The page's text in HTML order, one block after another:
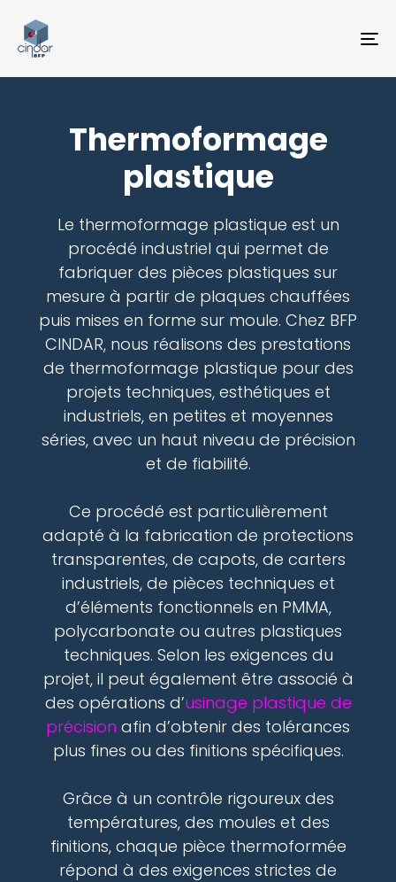
Thermoformage
plastique
Le thermoformage plastique est un
procédé industriel qui permet de
fabriquer des pièces plastiques sur
mesure à partir de plaques chauffées
puis mises en forme sur moule. Chez BFP
CINDAR, nous réalisons des prestations
de thermoformage plastique pour des
projets techniques, esthétiques et
industriels, en petites et moyennes
séries, avec un haut niveau de précision
et de fiabilité.
Ce procédé est particulièrement
adapté à la fabrication de protections
transparentes, de capots, de carters
industriels, de pièces techniques et
d’éléments fonctionnels en PMMA,
polycarbonate ou autres plastiques
techniques. Selon les exigences du
projet, il peut également être associé à
des opérations d’usinage plastique de
précision afin d’obtenir des tolérances
plus fines ou des finitions spécifiques.
Grâce à un contrôle rigoureux des
températures, des moules et des
finitions, chaque pièce thermoformée
répond à des exigences strictes de